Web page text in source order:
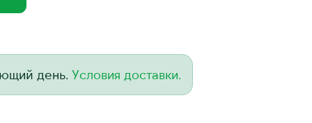
день. Условия доставки.